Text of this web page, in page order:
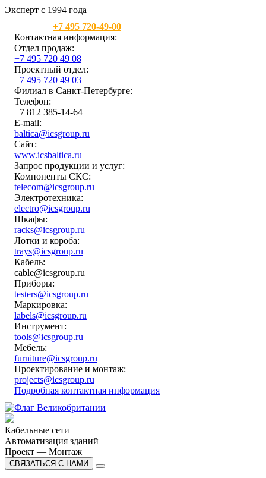
Эксперт с 1994 года
+7 495 720-49-00
Контактная информация:
Отдел продаж:
+7 495 720 49 08
Проектный отдел:
+7 495 720 49 03
Филиал в Санкт-Петербурге:
Телефон:
+7 812 385-14-64
E-mail:
baltica@icsgroup.ru
Сайт:
www.icsbaltica.ru
Запрос продукции и услуг:
Компоненты СКС:
telecom@icsgroup.ru
Электротехника:
electro@icsgroup.ru
Шкафы:
racks@icsgroup.ru
Лотки и короба:
trays@icsgroup.ru
Кабель:
cable@icsgroup.ru
Приборы:
testers@icsgroup.ru
Маркировка:
labels@icsgroup.ru
Инструмент:
tools@icsgroup.ru
Мебель:
furniture@icsgroup.ru
Проектирование и монтаж:
projects@icsgroup.ru
Подробная контактная информация
Кабельные сети
Автоматизация зданий
Проект — Монтаж
СВЯЗАТЬСЯ С НАМИ